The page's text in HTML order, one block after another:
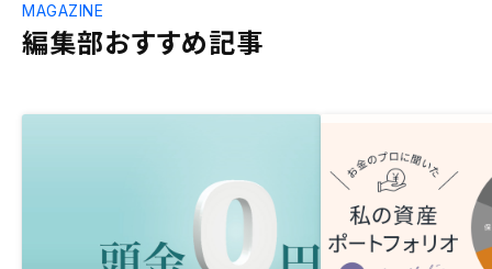
編集部おすすめ記事
MAGAZINE